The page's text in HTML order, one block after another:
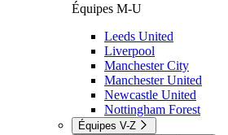
Équipes M-U
Leeds United
Liverpool
Manchester City
Manchester United
Newcastle United
Nottingham Forest
Équipes V-Z